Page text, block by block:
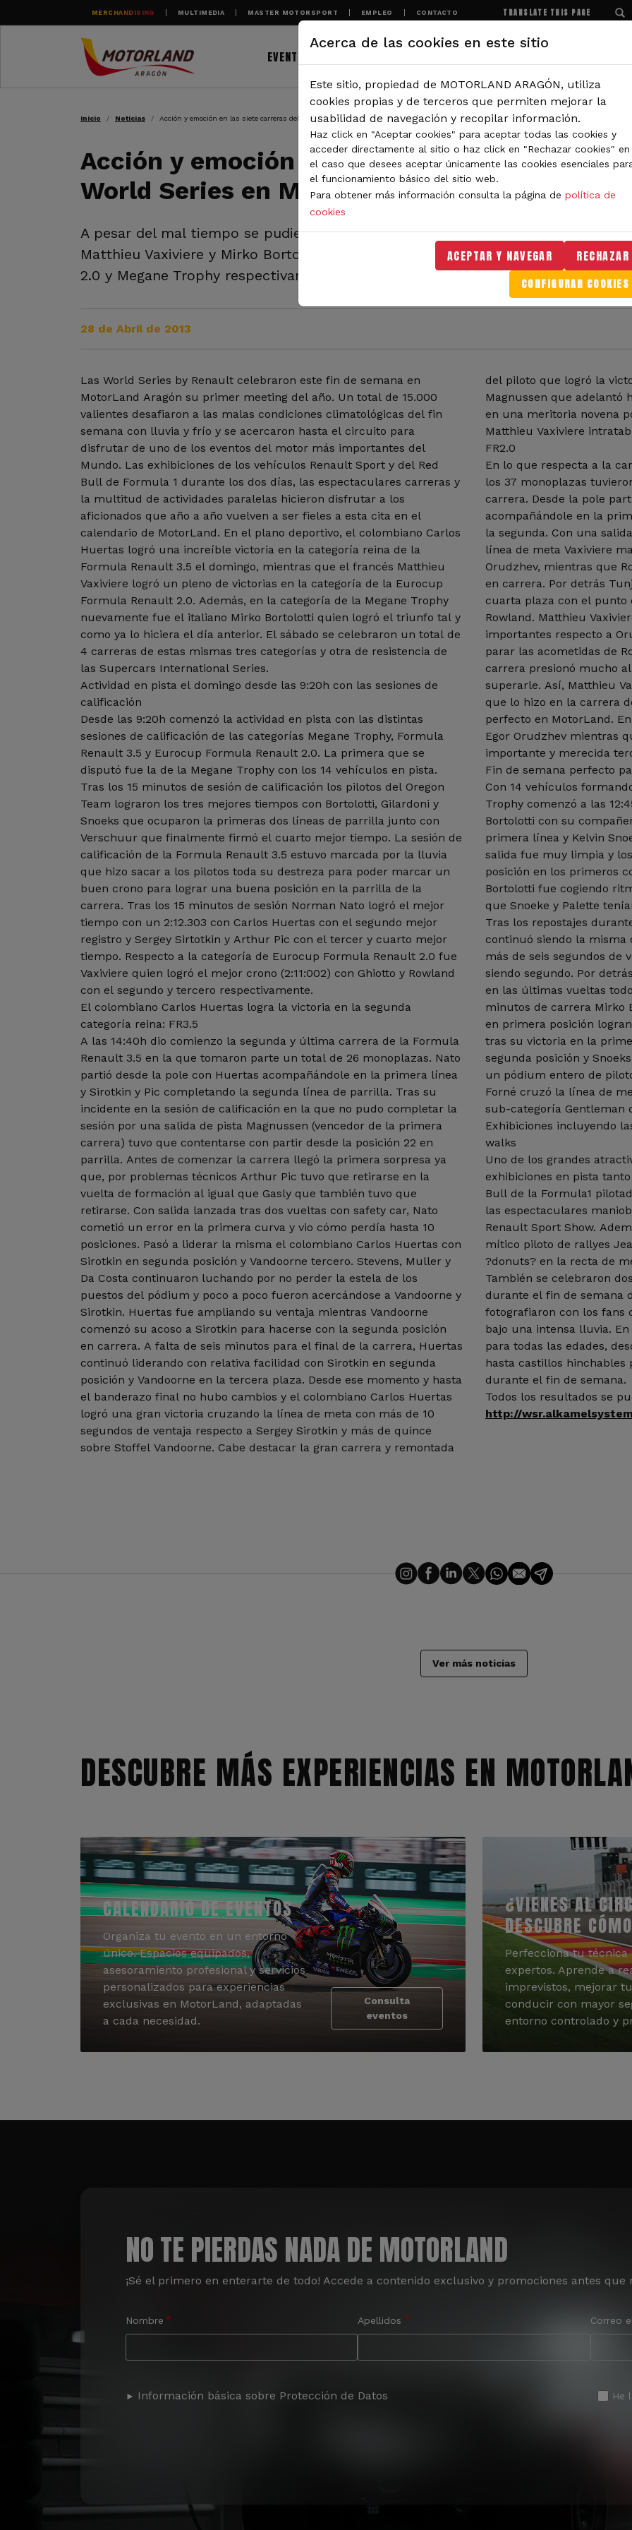
Pasar al contenido principal
MERCHANDISING MULTIMEDIA MASTER MOTORSPORT EMPLEO CONTACTO TRANSLATE THIS PAGE
EVENTOS
RUTA DE NAVEGACIÓN
Inicio Noticias Acción y emoción en las siete carreras del fin de semana de las World Series en MotorLand Aragón
Acción y emoción en las siete carreras del
World Series en MotorLand Aragón
A pesar del mal tiempo se pudieron disfrutar de buenas carreras durante todo
Matthieu Vaxiviere y Mirko Bortolotti lograron la victoria el domingo en la
2.0 y Megane Trophy respectivamente.
28 de Abril de 2013
Las World Series by Renault celebraron este fin de semana en
MotorLand Aragón su primer meeting del año. Un total de 15.000
valientes desafiaron a las malas condiciones climatológicas del fin
semana con lluvia y frío y se acercaron hasta el circuito para
disfrutar de uno de los eventos del motor más importantes del
Mundo. Las exhibiciones de los vehículos Renault Sport y del Red
Bull de Formula 1 durante los dos días, las espectaculares carreras y
la multitud de actividades paralelas hicieron disfrutar a los
aficionados que año a año vuelven a ser fieles a esta cita en el
calendario de MotorLand. En el plano deportivo, el colombiano Carlos
Huertas logró una increíble victoria en la categoría reina de la
Formula Renault 3.5 el domingo, mientras que el francés Matthieu
Vaxiviere logró un pleno de victorias en la categoría de la Eurocup
Formula Renault 2.0. Además, en la categoría de la Megane Trophy
nuevamente fue el italiano Mirko Bortolotti quien logró el triunfo tal y
como ya lo hiciera el día anterior. El sábado se celebraron un total de
4 carreras de estas mismas tres categorías y otra de resistencia de
las Supercars International Series.
Actividad en pista el domingo desde las 9:20h con las sesiones de
calificación
Desde las 9:20h comenzó la actividad en pista con las distintas
sesiones de calificación de las categorías Megane Trophy, Formula
Renault 3.5 y Eurocup Formula Renault 2.0. La primera que se
disputó fue la de la Megane Trophy con los 14 vehículos en pista.
Tras los 15 minutos de sesión de calificación los pilotos del Oregon
Team lograron los tres mejores tiempos con Bortolotti, Gilardoni y
Snoeks que ocuparon la primeras dos líneas de parrilla junto con
Verschuur que finalmente firmó el cuarto mejor tiempo. La sesión de
calificación de la Formula Renault 3.5 estuvo marcada por la lluvia
que hizo sacar a los pilotos toda su destreza para poder marcar un
buen crono para lograr una buena posición en la parrilla de la
carrera. Tras los 15 minutos de sesión Norman Nato logró el mejor
tiempo con un 2:12.303 con Carlos Huertas con el segundo mejor
registro y Sergey Sirtotkin y Arthur Pic con el tercer y cuarto mejor
tiempo. Respecto a la categoría de Eurocup Formula Renault 2.0 fue
Vaxiviere quien logró el mejor crono (2:11:002) con Ghiotto y Rowland
con el segundo y tercero respectivamente.
El colombiano Carlos Huertas logra la victoria en la segunda
categoría reina: FR3.5
A las 14:40h dio comienzo la segunda y última carrera de la Formula
Renault 3.5 en la que tomaron parte un total de 26 monoplazas. Nato
partió desde la pole con Huertas acompañándole en la primera línea
y Sirotkin y Pic completando la segunda línea de parrilla. Tras su
incidente en la sesión de calificación en la que no pudo completar la
sesión por una salida de pista Magnussen (vencedor de la primera
carrera) tuvo que contentarse con partir desde la posición 22 en
parrilla. Antes de comenzar la carrera llegó la primera sorpresa ya
que, por problemas técnicos Arthur Pic tuvo que retirarse en la
vuelta de formación al igual que Gasly que también tuvo que
retirarse. Con salida lanzada tras dos vueltas con safety car, Nato
cometió un error en la primera curva y vio cómo perdía hasta 10
posiciones. Pasó a liderar la misma el colombiano Carlos Huertas con
Sirotkin en segunda posición y Vandoorne tercero. Stevens, Muller y
Da Costa continuaron luchando por no perder la estela de los
puestos del pódium y poco a poco fueron acercándose a Vandoorne y
Sirotkin. Huertas fue ampliando su ventaja mientras Vandoorne
comenzó su acoso a Sirotkin para hacerse con la segunda posición
en carrera. A falta de seis minutos para el final de la carrera, Huertas
continuó liderando con relativa facilidad con Sirotkin en segunda
posición y Vandoorne en la tercera plaza. Desde ese momento y hasta
el banderazo final no hubo cambios y el colombiano Carlos Huertas
logró una gran victoria cruzando la línea de meta con más de 10
segundos de ventaja respecto a Sergey Sirotkin y más de quince
sobre Stoffel Vandoorne. Cabe destacar la gran carrera y remontada
del piloto que logró la
Magnussen que adelantó
en una meritoria novena
Matthieu Vaxiviere
FR2.0
En lo que respecta a la
los 37 monoplazas
carrera. Desde la pole
acompañándole en la
la segunda. Con una
línea de meta Vaxiviere
Orudzhev, mientras que
en carrera. Por detrás
cuarta plaza con el punto
Rowland. Matthieu
importantes respecto a
parar las acometidas de
carrera presionó mucho
superarle. Así, Matthieu
que lo hizo en la carrera
perfecto en MotorLand.
Egor Orudzhev mientras
importante y merecida
Fin de semana perfecto
Con 14 vehículos
Trophy comenzó a las
Bortolotti con su
primera línea y Kelvin
salida fue muy limpia y
posición en los primeros
Bortolotti fue cogiendo
que Snoeke y Palette
Tras los repostajes
continuó siendo la misma
más de seis segundos de
siendo segundo. Por
en las últimas vueltas
minutos de carrera Mirko
en primera posición
tras su victoria en la
segunda posición y
un pódium entero de
Forné cruzó la línea de
sub-categoría Gentleman
Exhibiciones incluyendo
walks
Uno de los grandes
exhibiciones en pista
Bull de la Formula1
las espectaculares
Renault Sport Show.
mítico piloto de rallyes
?donuts? en la recta de
También se celebraron
durante el fin de semana
fotografiaron con los fans
bajo una intensa lluvia.
para todas las edades,
hasta castillos hinchables
durante el fin de semana.
Todos los resultados se
http://
Ver más noticias
DESCUBRE MÁS EXPERIENCIAS EN
CALENDARIO DE EVENTOS
Organiza tu evento en un entorno
único. Espacios equipados,
asesoramiento profesional y servicios
personalizados para experiencias
exclusivas en MotorLand, adaptadas
a cada necesidad.
Consulta
eventos
¿VIENES AL
DESCUBRE
Perfecciona tu técnica
expertos. Aprende a
imprevistos, mejorar
conducir con mayor
entorno controlado y
NO TE PIERDAS NADA DE MOTORLAND
¡Sé el primero en enterarte de todo! Accede a contenido exclusivo y promociones antes que
Nombre Apellidos Correo
Información básica sobre Protección de Datos He
Acerca de las cookies en este sitio
Este sitio, propiedad de MOTORLAND ARAGÓN, utiliza
cookies propias y de terceros que permiten mejorar la
usabilidad de navegación y recopilar información.
Haz click en "Aceptar cookies" para aceptar todas las cookies y
acceder directamente al sitio o haz click en "Rechazar cookies" en
el caso que desees aceptar únicamente las cookies esenciales
el funcionamiento básico del sitio web.
Para obtener más información consulta la página de política de
cookies
ACEPTAR Y NAVEGAR RECHAZAR
CONFIGURAR COOKIES